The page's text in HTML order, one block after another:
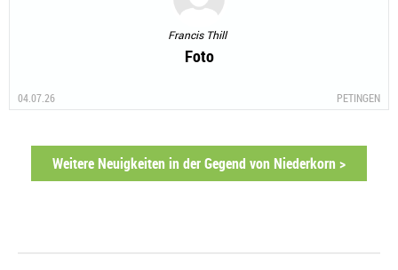
Francis Thill
Foto
04.07.26 PETINGEN
Weitere Neuigkeiten in der Gegend von Niederkorn >